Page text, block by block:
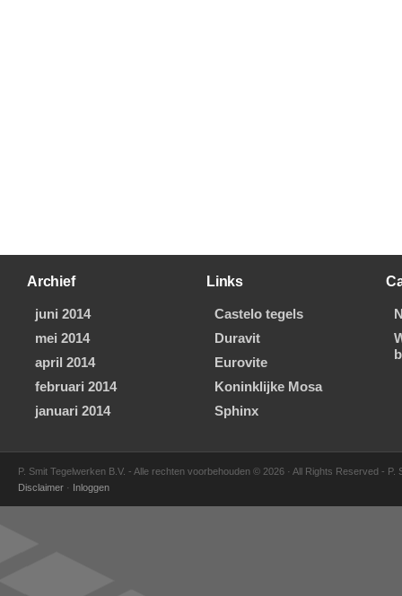
Archief
juni 2014
mei 2014
april 2014
februari 2014
januari 2014
Links
Castelo tegels
Duravit
Eurovite
Koninklijke Mosa
Sphinx
P. Smit Tegelwerken B.V. - Alle rechten voorbehouden © 2026 · All Rights Reserved - P.
Disclaimer · Inloggen